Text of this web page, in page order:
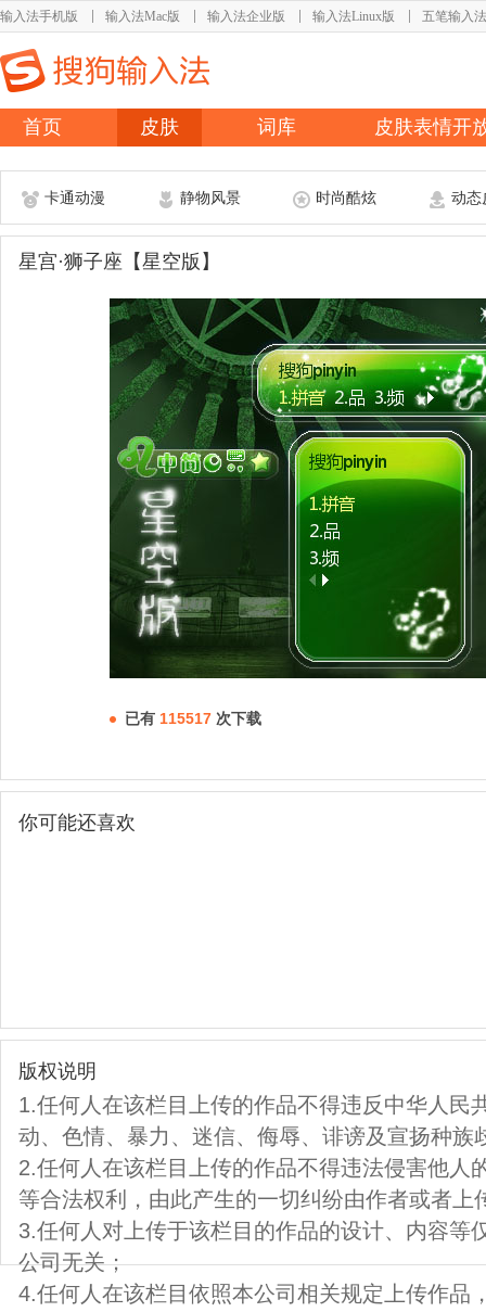
输入法手机版 输入法Mac版 输入法企业版 输入法Linux版 五笔输入法
首页 皮肤 词库 皮肤表情开
卡通动漫 静物风景 时尚酷炫 动态
星宫·狮子座【星空版】
已有 115517 次下载
你可能还喜欢
版权说明
1.任何人在该栏目上传的作品不得违反中华人民
动、色情、暴力、迷信、侮辱、诽谤及宣扬种族
2.任何人在该栏目上传的作品不得违法侵害他人
等合法权利，由此产生的一切纠纷由作者或者上
3.任何人对上传于该栏目的作品的设计、内容等
公司无关；
4.任何人在该栏目依照本公司相关规定上传作品